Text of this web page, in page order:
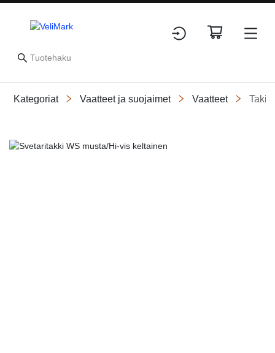
Kategoriat Vaatteet ja suojaimet Vaatteet Takit
Slide 1 of 2